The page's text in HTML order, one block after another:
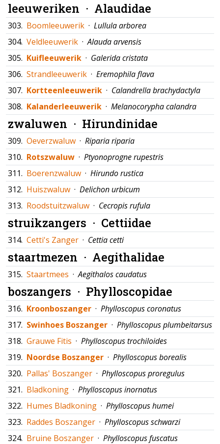
leeuweriken · Alaudidae
303. Boomleeuwerik · Lullula arborea
304. Veldleeuwerik ·Alauda arvensis
305. Kuifleeuwerik · Galerida cristata
306. Strandleeuwerik · Eremophila flava
307. Kortteenleeuwerik · Calandrella brachydactyla
308. Kalanderleeuwerik · Melanocorypha calandra
zwaluwen · Hirundinidae
309. Oeverzwaluw · Riparia riparia
310. Rotszwaluw · Ptyonoprogne rupestris
311. Boerenzwaluw · Hirundo rustica
312. Huiszwaluw · Delichon urbicum
313. Roodstuitzwaluw · Cecropis rufula
struikzangers · Cettiidae
314. Cetti's Zanger · Cettia cetti
staartmezen · Aegithalidae
315. Staartmees ·Aegithalos caudatus
boszangers · Phylloscopidae
316. Kroonboszanger · Phylloscopus coronatus
317. Swinhoes Boszanger · Phylloscopus plumbeitarsus
318. Grauwe Fitis · Phylloscopus trochiloides
319. Noordse Boszanger · Phylloscopus borealis
320. Pallas' Boszanger · Phylloscopus proregulus
321. Bladkoning · Phylloscopus inornatus
322. Humes Bladkoning · Phylloscopus humei
323. Raddes Boszanger · Phylloscopus schwarzi
324. Bruine Boszanger · Phylloscopus fuscatus